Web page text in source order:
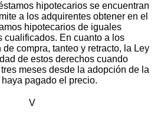
hipotecarios se encuentran
a los adquirentes obtener en el
hipotecarios de iguales
cualificados. En cuanto a los
compra, tanteo y retracto, la Ley
de estos derechos cuando
meses desde la adopción de la
pagado el precio.
V